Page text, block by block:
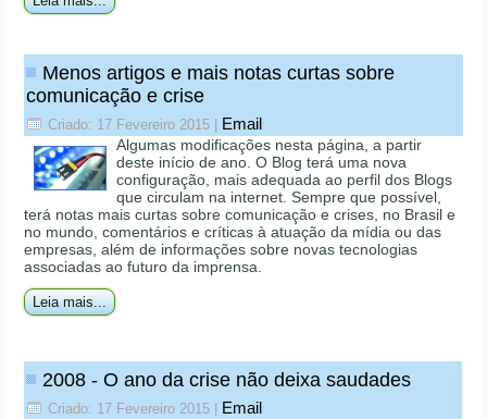
Menos artigos e mais notas curtas sobre
comunicação e crise
Criado: 17 Fevereiro 2015 Email
Algumas modificações nesta página, a partir
deste início de ano. O Blog terá uma nova
configuração, mais adequada ao perfil dos Blogs
que circulam na internet. Sempre que possível,
terá notas mais curtas sobre comunicação e crises, no Brasil e
no mundo, comentários e críticas à atuação da mídia ou das
empresas, além de informações sobre novas tecnologias
associadas ao futuro da imprensa.
Leia mais...
2008 - O ano da crise não deixa saudades
Criado: 17 Fevereiro 2015 Email